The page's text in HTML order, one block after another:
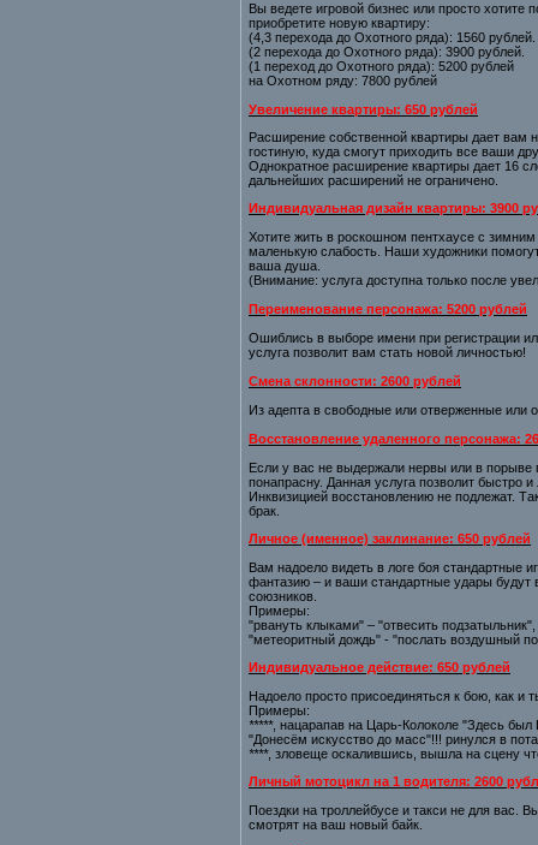
Вы ведете игровой бизнес или просто хотите
приобретите новую квартиру:
(4,3 перехода до Охотного ряда): 1560 рублей.
(2 перехода до Охотного ряда): 3900 рублей.
(1 переход до Охотного ряда): 5200 рублей
на Охотном ряду: 7800 рублей
Увеличение квартиры: 650 рублей
Расширение собственной квартиры дает вам
гостиную, куда смогут приходить все ваши
Однократное расширение квартиры дает 16
дальнейших расширений не ограничено.
Индивидуальная дизайн квартиры: 3900
Хотите жить в роскошном пентхаусе с
маленькую слабость. Наши художники
ваша душа.
(Внимание: услуга доступна только после
Переименование персонажа: 5200 рублей
Ошиблись в выборе имени при регистрации
услуга позволит вам стать новой личностью!
Смена склонности: 2600 рублей
Из адепта в свободные или отверженные или
Восстановление удаленного персонажа:
Если у вас не выдержали нервы или в порыве
понапрасну. Данная услуга позволит быстро
Инквизицией восстановлению не подлежат.
брак.
Личное (именное) заклинание: 650 рублей
Вам надоело видеть в логе боя стандартные
фантазию – и ваши стандартные удары будут
союзников.
Примеры:
"рвануть клыками" – "отвесить
"метеоритный дождь" - "послать воздушный
Индивидуальное действие: 650 рублей
Надоело просто присоединяться к бою, как и
Примеры:
*****, нацарапав на Царь-Колоколе "Здесь
"Донесём искусство до масс"!!! ринулся в
****, зловеще оскалившись, вышла на сцену
Личный мотоцикл на 1 водителя: 2600
Поездки на троллейбусе и такси не для вас.
смотрят на ваш новый байк.